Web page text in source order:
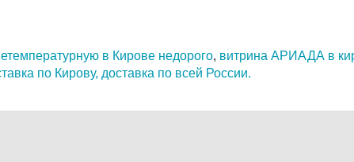
в Кирове недорого, витрина АРИАДА в
по Кирову, доставка по всей России.